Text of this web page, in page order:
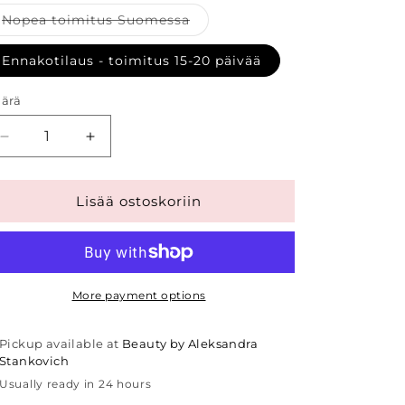
Nopea toimitus SuomessaVariant
sold
out
or
unavailable
Ennakotilaus - toimitus 15-20 päivää
Decrease
quantity
for
Cleanser
Gel
Increase
quantity
for
Rejuvi
Cleanser
Healing
Gel
Set
Lisää ostoskoriin
More payment options
Pickup available at Beauty by Aleksandra
Stankovich
Usually ready in 24 hours